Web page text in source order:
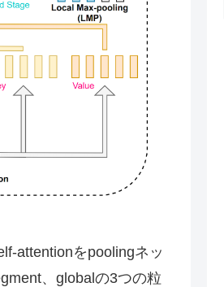
attentionをpoolingネッ
、globalの3つの粒